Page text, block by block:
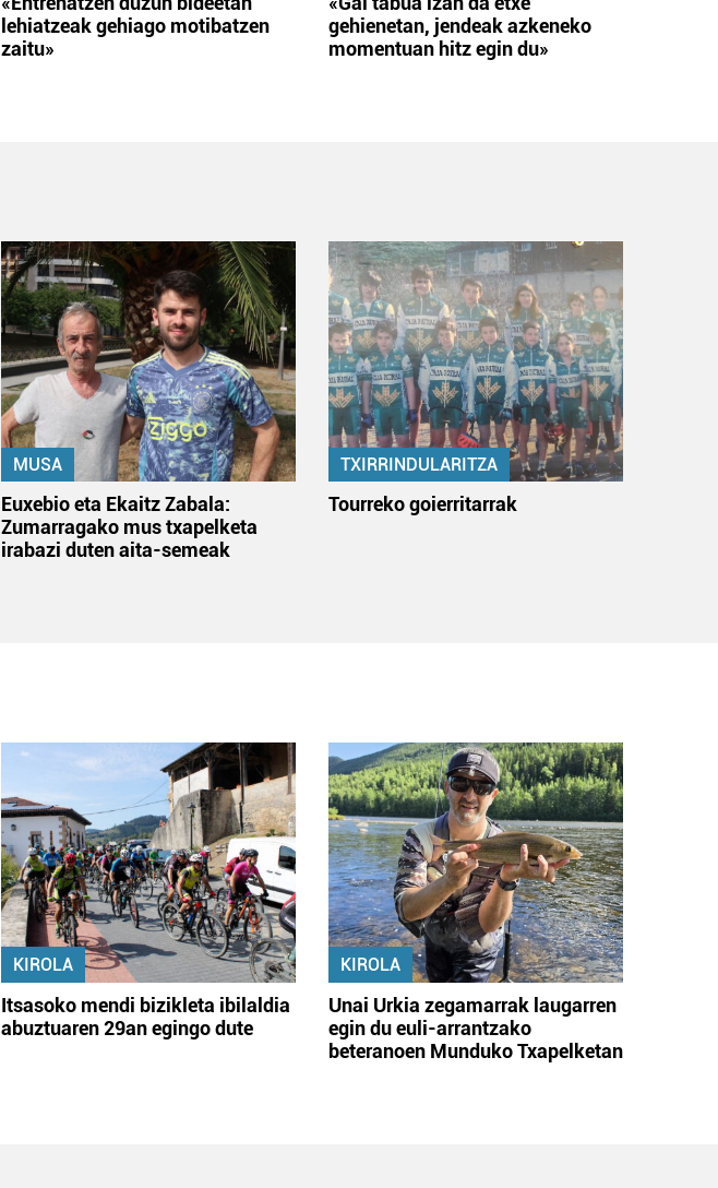
lehiatzeak gehiago motibatzen
zaitu»
gehienetan, jendeak azkeneko
momentuan hitz egin du»
MUSA
Euxebio eta Ekaitz Zabala:
Zumarragako mus txapelketa
irabazi duten aita-semeak
TXIRRINDULARITZA
Tourreko goierritarrak
KIROLA
Itsasoko mendi bizikleta ibilaldia
abuztuaren 29an egingo dute
KIROLA
Unai Urkia zegamarrak laugarren
egin du euli-arrantzako
beteranoen Munduko Txapelketan